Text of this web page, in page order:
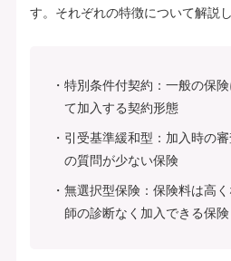
す。それぞれの特徴について解説し
特別条件付契約：一般の保
て加入する契約形態
引受基準緩和型：加入時の
の質問が少ない保険
無選択型保険：保険料は高
師の診断なく加入できる保険